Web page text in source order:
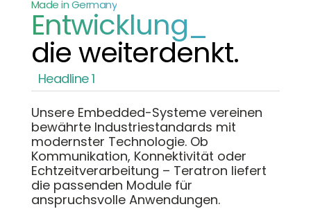
Made in Germany
Entwicklung_
die weiterdenkt.
Headline 1
Unsere Embedded-Systeme vereinen
bewährte Industriestandards mit
modernster Technologie. Ob
Kommunikation, Konnektivität oder
Echtzeitverarbeitung – Teratron liefert
die passenden Module für
anspruchsvolle Anwendungen.